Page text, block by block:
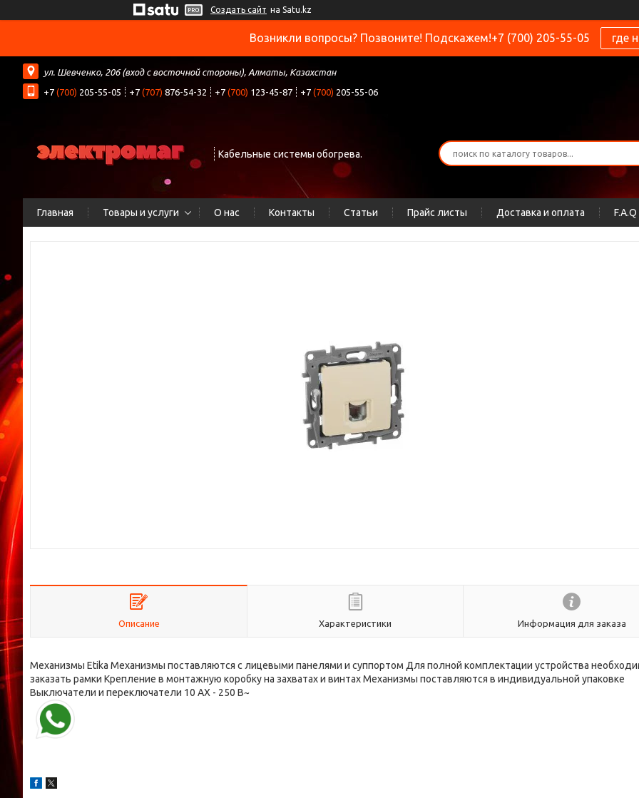
Создать сайт на Satu.kz
Возникли вопросы? Позвоните! Подскажем!+7 (700) 205-55-05 где
ул. Шевченко, 206 (вход с восточной стороны), Алматы, Казахстан
+7 (700) 205-55-05 +7 (707) 876-54-32 +7 (700) 123-45-87 +7 (700) 205-55-06
Кабельные системы обогрева.
Главная Товары и услуги О нас Контакты Статьи Прайс листы Доставка и оплата F.A.Q
Описание Характеристики Информация для заказа
Механизмы Etika Механизмы поставляются с лицевыми панелями и суппортом Для полной комплектации устройства
заказать рамки Крепление в монтажную коробку на захватах и винтах Механизмы поставляются в индивидуальной упаковке
Выключатели и переключатели 10 AX - 250 В~